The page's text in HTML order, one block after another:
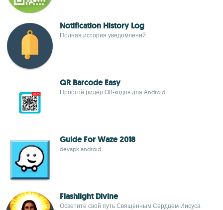
Notification History Log
Полная история уведомлений
QR Barcode Easy
Простой ридер QR-кодов для Android
Guide For Waze 2018
devapk.android
Flashlight Divine
Осветите свой путь Священным Сердцем Иисуса